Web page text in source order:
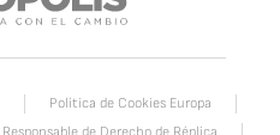
Política de Cookies Europa